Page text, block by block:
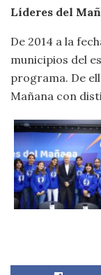
Líderes del
De 2014 a la
municipios del
programa. De
Mañana con